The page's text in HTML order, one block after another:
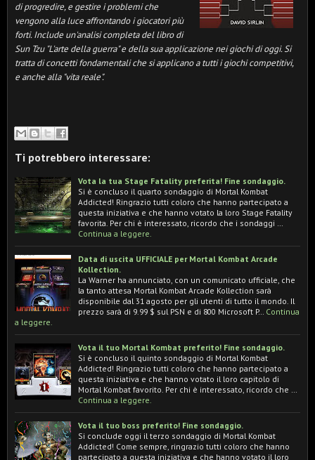
di progredire, e gestire i problemi che
vengono alla luce affrontando i giocatori più
forti. Include un'analisi completa del libro di
Sun Tzu "L'arte della guerra" e della sua applicazione nei giochi di oggi.Si
tratta di concetti fondamentali che si applicano a tutti i giochi competitivi,
e anche alla "vita reale".
Ti potrebbero interessare:
Vota la tua Stage Fatality preferita! Fine sondaggio.
Si è concluso il quarto sondaggio di Mortal Kombat
Addicted! Ringrazio tutti coloro che hanno partecipato a
questa iniziativa e che hanno votato la loro Stage Fatality
favorita. Per chi è interessato, ricordo che i sondaggi …
Continua a leggere.
Data di uscita UFFICIALE per Mortal Kombat Arcade
Kollection.
La Warner ha annunciato, con un comunicato ufficiale, che
la tanto attesa Mortal Kombat Arcade Kollection sarà
disponibile dal 31 agosto per gli utenti di tutto il mondo. Il
prezzo sarà di 9.99 $ sul PSN e di 800 Microsoft P…
Continua
a leggere.
Vota il tuo Mortal Kombat preferito! Fine sondaggio.
Si è concluso il quinto sondaggio di Mortal Kombat
Addicted! Ringrazio tutti coloro che hanno partecipato a
questa iniziativa e che hanno votato il loro capitolo di
Mortal Kombat favorito. Per chi è interessato, ricordo che …
Continua a leggere.
Vota il tuo boss preferito! Fine sondaggio.
Si conclude oggi il terzo sondaggio di Mortal Kombat
Addicted! Come sempre, ringrazio tutti coloro che hanno
partecipato a questa iniziativa e che hanno votato il loro